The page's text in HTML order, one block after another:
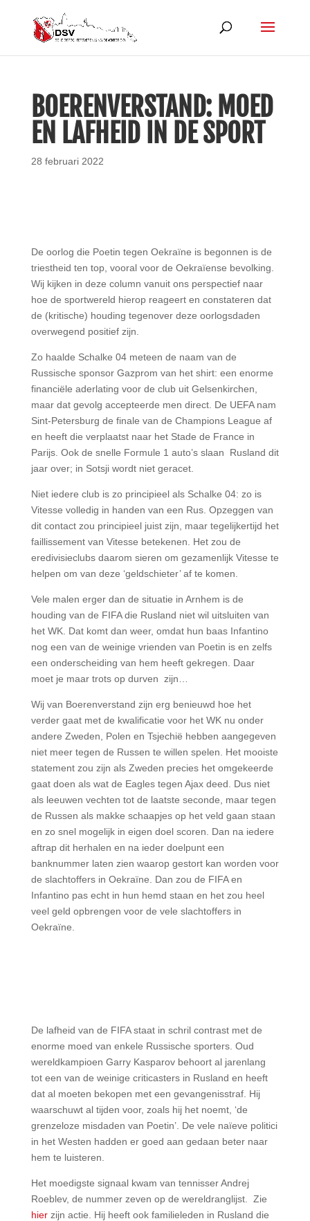
BOERENVERSTAND: MOED
EN LAFHEID IN DE SPORT
28 februari 2022
De oorlog die Poetin tegen Oekraïne is begonnen is de
triestheid ten top, vooral voor de Oekraïense bevolking.
Wij kijken in deze column vanuit ons perspectief naar
hoe de sportwereld hierop reageert en constateren dat
de (kritische) houding tegenover deze oorlogsdaden
overwegend positief zijn.
Zo haalde Schalke 04 meteen de naam van de
Russische sponsor Gazprom van het shirt: een enorme
financiële aderlating voor de club uit Gelsenkirchen,
maar dat gevolg accepteerde men direct. De UEFA nam
Sint-Petersburg de finale van de Champions League af
en heeft die verplaatst naar het Stade de France in
Parijs. Ook de snelle Formule 1 auto’s slaan Rusland dit
jaar over; in Sotsji wordt niet geracet.
Niet iedere club is zo principieel als Schalke 04: zo is
Vitesse volledig in handen van een Rus. Opzeggen van
dit contact zou principieel juist zijn, maar tegelijkertijd het
faillissement van Vitesse betekenen. Het zou de
eredivisieclubs daarom sieren om gezamenlijk Vitesse te
helpen om van deze ‘geldschieter’ af te komen.
Vele malen erger dan de situatie in Arnhem is de
houding van de FIFA die Rusland niet wil uitsluiten van
het WK. Dat komt dan weer, omdat hun baas Infantino
nog een van de weinige vrienden van Poetin is en zelfs
een onderscheiding van hem heeft gekregen. Daar
moet je maar trots op durven zijn…
Wij van Boerenverstand zijn erg benieuwd hoe het
verder gaat met de kwalificatie voor het WK nu onder
andere Zweden, Polen en Tsjechië hebben aangegeven
niet meer tegen de Russen te willen spelen. Het mooiste
statement zou zijn als Zweden precies het omgekeerde
gaat doen als wat de Eagles tegen Ajax deed. Dus niet
als leeuwen vechten tot de laatste seconde, maar tegen
de Russen als makke schaapjes op het veld gaan staan
en zo snel mogelijk in eigen doel scoren. Dan na iedere
aftrap dit herhalen en na ieder doelpunt een
banknummer laten zien waarop gestort kan worden voor
de slachtoffers in Oekraïne. Dan zou de FIFA en
Infantino pas echt in hun hemd staan en het zou heel
veel geld opbrengen voor de vele slachtoffers in
Oekraïne.
De lafheid van de FIFA staat in schril contrast met de
enorme moed van enkele Russische sporters. Oud
wereldkampioen Garry Kasparov behoort al jarenlang
tot een van de weinige criticasters in Rusland en heeft
dat al moeten bekopen met een gevangenisstraf. Hij
waarschuwt al tijden voor, zoals hij het noemt, ‘de
grenzeloze misdaden van Poetin’. De vele naïeve politici
in het Westen hadden er goed aan gedaan beter naar
hem te luisteren.
Het moedigste signaal kwam van tennisser Andrej
Roeblev, de nummer zeven op de wereldranglijst. Zie
hierzijn actie. Hij heeft ook familieleden in Rusland die